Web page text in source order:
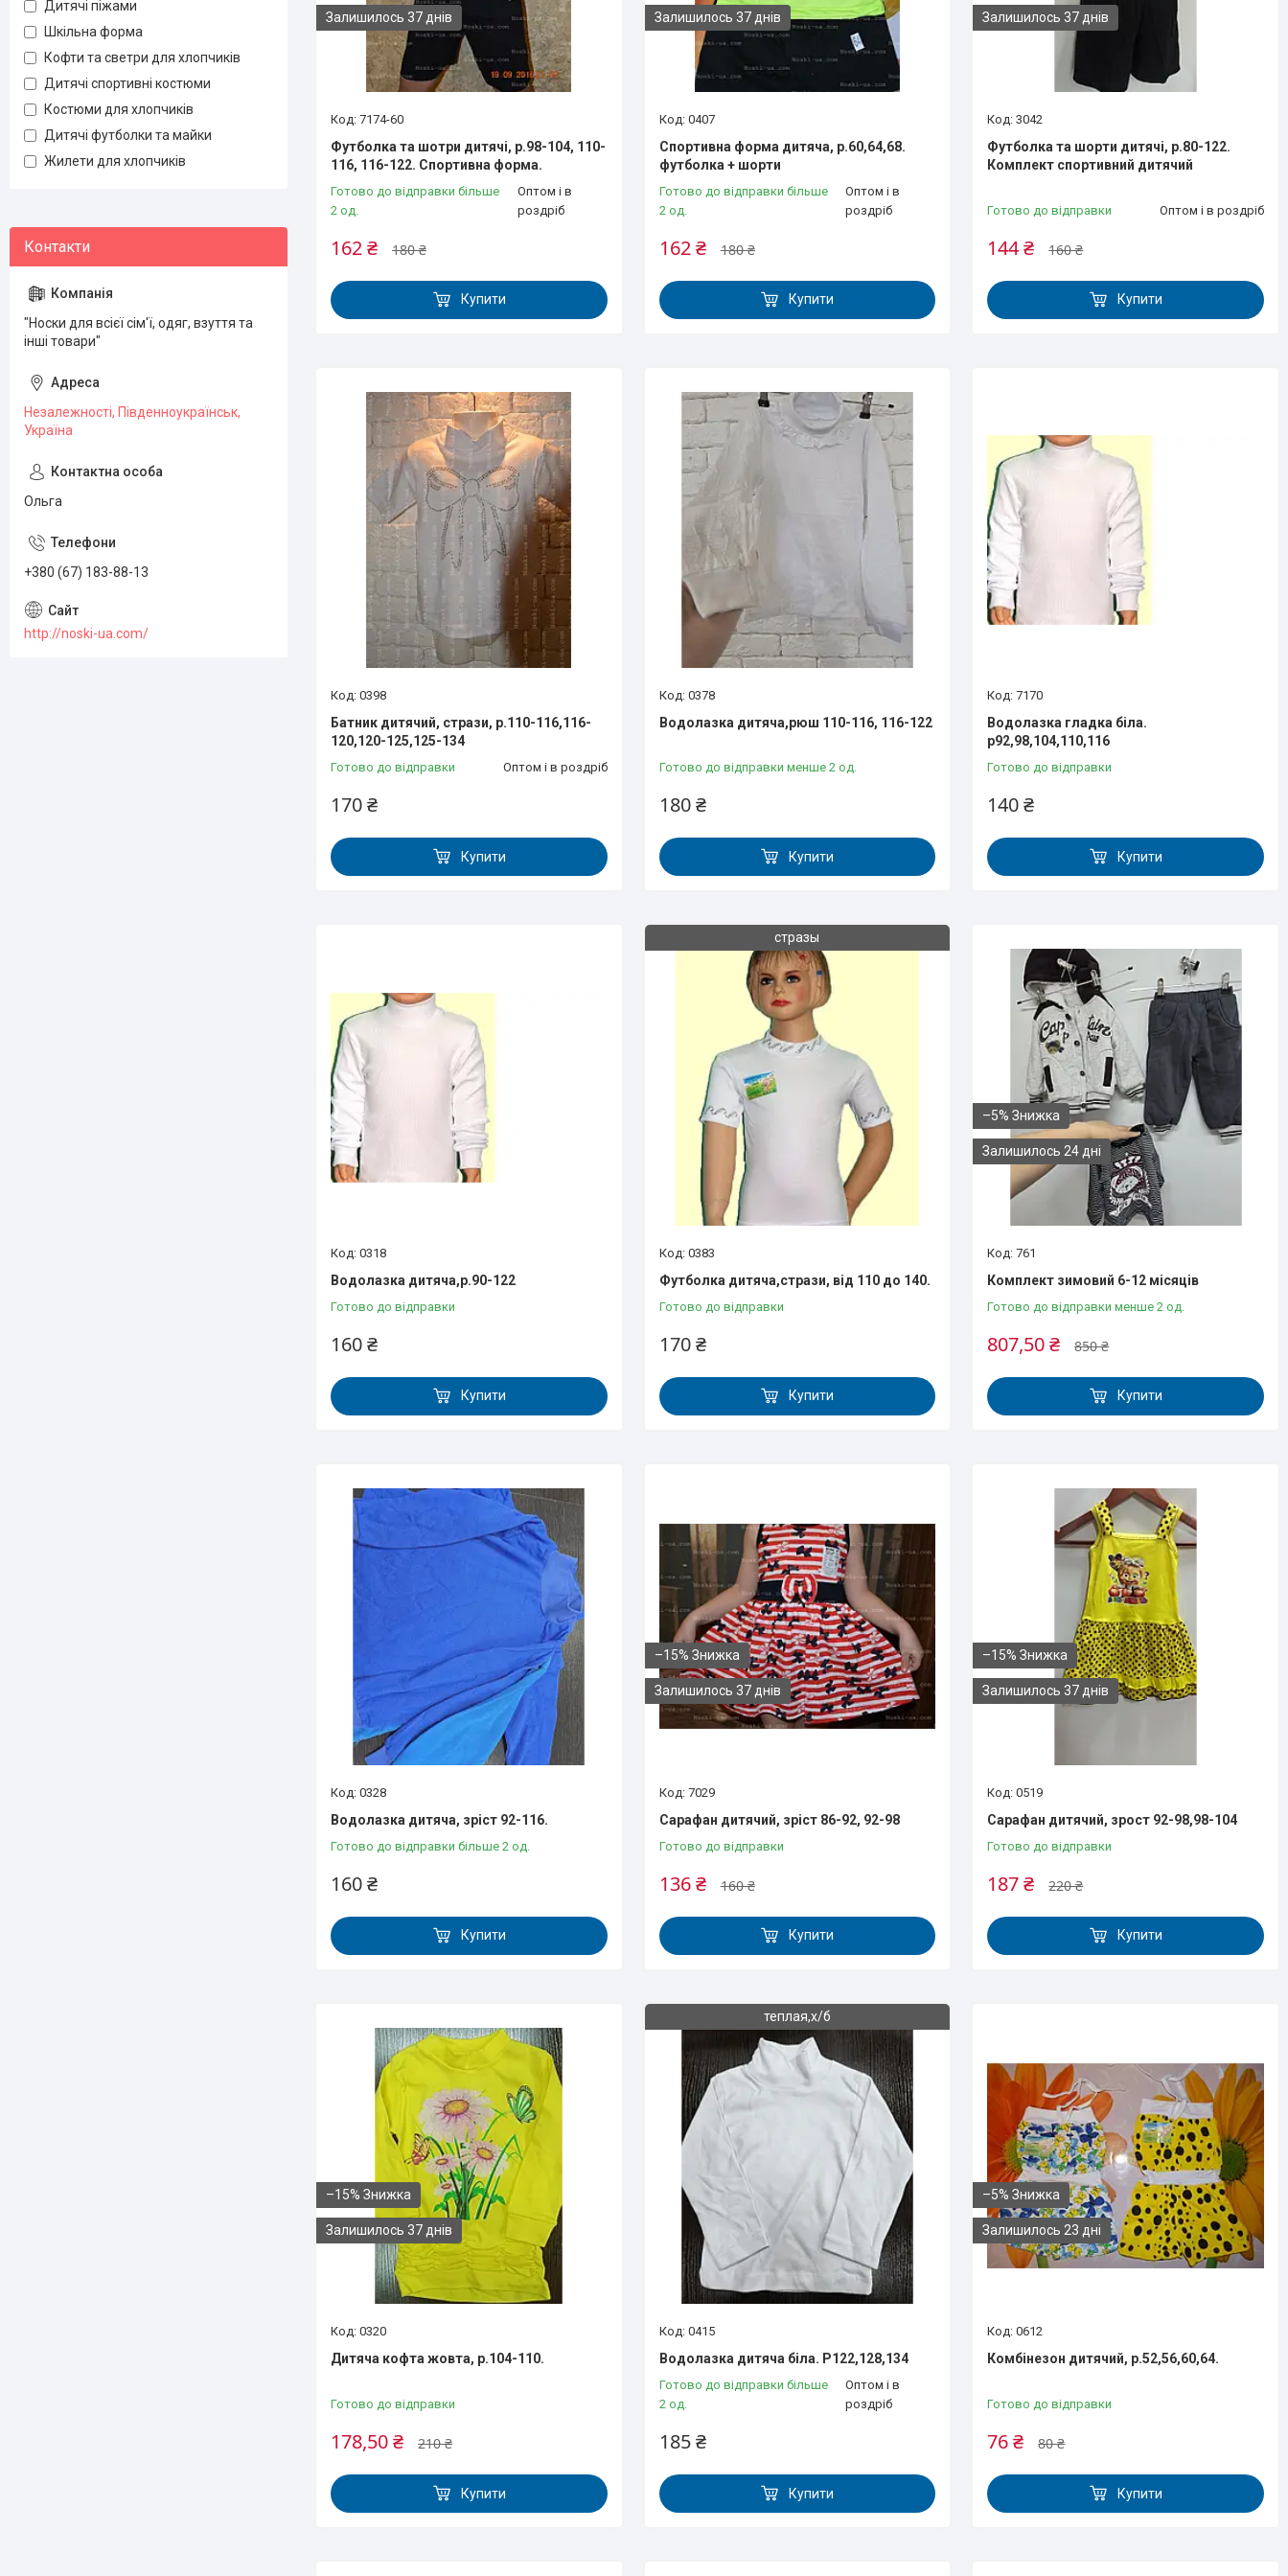
Залишилось 37 днів
7174-60
Футболка та шотри дитячі, р.98-104, 110-
116, 116-122. Спортивна форма.
Готово до відправки більше
2 од.
Оптом і в
роздріб
180 ₴
162 ₴
Купити
Залишилось 37 днів
0407
Спортивна форма дитяча, р.60,64,68.
футболка + шорти
Готово до відправки більше
2 од.
Оптом і в
роздріб
180 ₴
162 ₴
Купити
Залишилось 37 днів
3042
Футболка та шорти дитячі, р.80-122.
Комплект спортивний дитячий
Готово до відправки Оптом і в роздріб
160 ₴
144 ₴
Купити
0398
Батник дитячий, стрази, р.110-116,116-
120,120-125,125-134
Готово до відправки Оптом і в роздріб
170 ₴
Купити
0378
Водолазка дитяча,рюш 110-116, 116-122
Готово до відправки менше 2 од.
180 ₴
Купити
7170
Водолазка гладка біла.
р92,98,104,110,116
Готово до відправки
140 ₴
Купити
0318
Водолазка дитяча,р.90-122
Готово до відправки
160 ₴
Купити
стразы
0383
Футболка дитяча,стрази, від 110 до 140.
Готово до відправки
170 ₴
Купити
–5%
Залишилось 24 дні
761
Комплект зимовий 6-12 місяців
Готово до відправки менше 2 од.
850 ₴
807,50 ₴
Купити
0328
Водолазка дитяча, зріст 92-116.
Готово до відправки більше 2 од.
160 ₴
Купити
–15%
Залишилось 37 днів
7029
Сарафан дитячий, зріст 86-92, 92-98
Готово до відправки
160 ₴
136 ₴
Купити
–15%
Залишилось 37 днів
0519
Сарафан дитячий, зрост 92-98,98-104
Готово до відправки
220 ₴
187 ₴
Купити
–15%
Залишилось 37 днів
0320
Дитяча кофта жовта, р.104-110.
Готово до відправки
210 ₴
178,50 ₴
Купити
теплая,х/б
0415
Водолазка дитяча біла. Р122,128,134
Готово до відправки більше
2 од.
Оптом і в
роздріб
185 ₴
Купити
–5%
Залишилось 23 дні
0612
Комбінезон дитячий, р.52,56,60,64.
Готово до відправки
80 ₴
76 ₴
Купити
Дитячі піжами
Шкільна форма
Кофти та светри для хлопчиків
Дитячі спортивні костюми
Костюми для хлопчиків
Дитячі футболки та майки
Жилети для хлопчиків
"Носки для всієї сім'ї, одяг, взуття та
інші товари"
Незалежності, Південноукраїнськ,
Україна
Ольга
+380 (67) 183-88-13
http://noski-ua.com/